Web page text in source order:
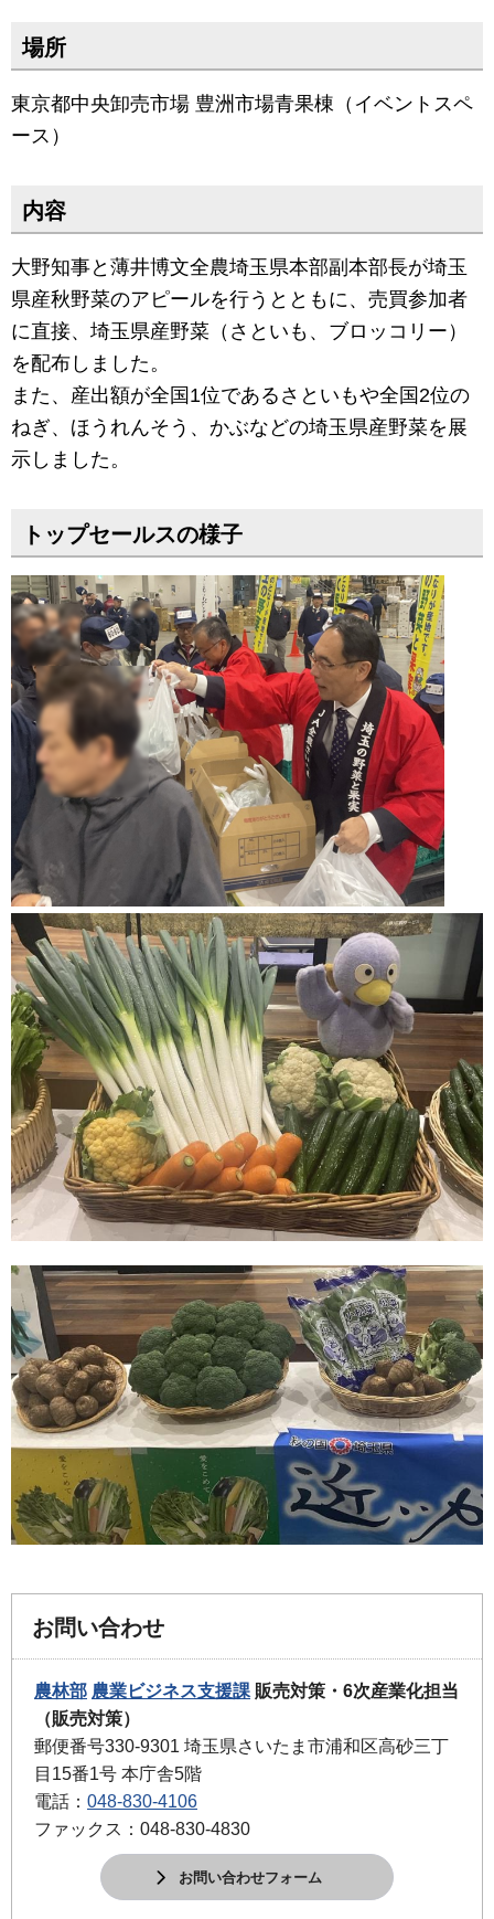
場所
東京都中央卸売市場 豊洲市場青果棟（イベントスペ
ース）
内容
大野知事と薄井博文全農埼玉県本部副本部長が埼玉
県産秋野菜のアピールを行うとともに、売買参加者
に直接、埼玉県産野菜（さといも、ブロッコリー）
を配布しました。
また、産出額が全国1位であるさといもや全国2位の
ねぎ、ほうれんそう、かぶなどの埼玉県産野菜を展
示しました。
トップセールスの様子
お問い合わせ
農林部 農業ビジネス支援課 販売対策・6次産業化担当
（販売対策）
郵便番号330-9301 埼玉県さいたま市浦和区高砂三丁
目15番1号 本庁舎5階
電話： 048-830-4106
ファックス：048-830-4830
お問い合わせフォーム